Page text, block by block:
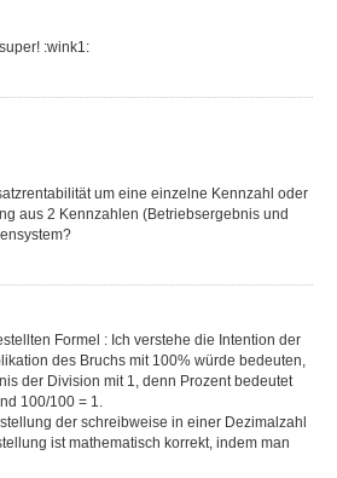
:wink1:
um eine einzelne Kennzahl oder
aus 2 Kennzahlen (Betriebsergebnis und
Formel : Ich verstehe die Intention der
des Bruchs mit 100% würde bedeuten,
der Division mit 1, denn Prozent bedeutet
100/100 = 1.
der schreibweise in einer Dezimalzahl
ist mathematisch korrekt, indem man